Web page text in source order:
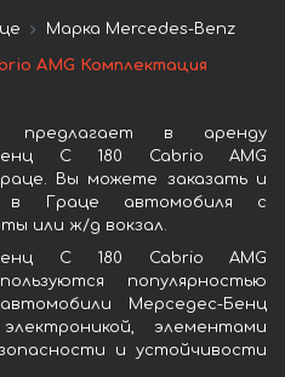
Марка Mercedes-Benz
AMG Комплектация
предлагает в аренду
Бенц C 180 Cabrio AMG
Вы можете заказать и
в Граце автомобиля с
или ж/д вокзал.
Бенц C 180 Cabrio AMG
популярностью
Мерседес-Бенц
элементами
и устойчивости